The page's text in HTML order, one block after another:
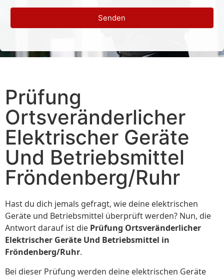
Senden
Prüfung
Ortsveränderlicher
Elektrischer Geräte
Und Betriebsmittel
Fröndenberg/Ruhr
Hast du dich jemals gefragt, wie deine elektrischen
Geräte und Betriebsmittel überprüft werden? Nun, die
Antwort darauf ist die Prüfung Ortsveränderlicher
Elektrischer Geräte Und Betriebsmittel in
Fröndenberg/Ruhr.
Bei dieser Prüfung werden deine elektrischen Geräte